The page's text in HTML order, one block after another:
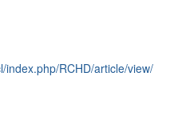
RCHD/article/view/